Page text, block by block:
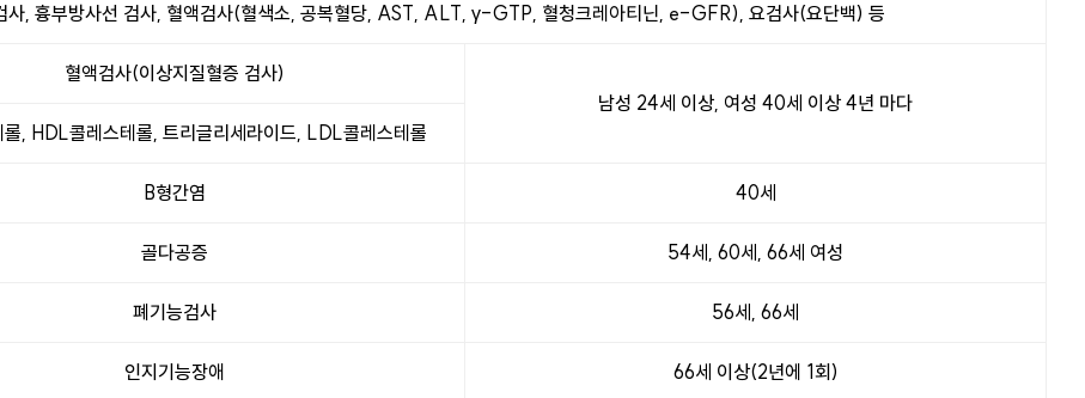
사, 흉부방사선 검사, 혈액검사(혈색소, 공복혈당, AST, ALT, γ-GTP, 혈청크레아티닌, e-GFR), 요검사(요단백) 등
혈액검사(이상지질혈증 검사)
남성 24세 이상, 여성 40세 이상 4년 마다
롤, HDL콜레스테롤, 트리글리세라이드, LDL콜레스테롤
B형간염 40세
골다공증 54세, 60세, 66세 여성
폐기능검사 56세, 66세
인지기능장애 66세 이상(2년에 1회)